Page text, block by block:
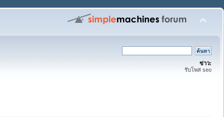
ข่าว:
รับโพส seo